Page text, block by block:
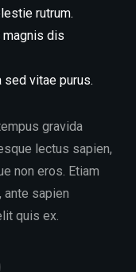
rutrum.
magnis dis
vitae purus.
gravida
lectus sapien,
non eros. Etiam
sapien
quis ex.